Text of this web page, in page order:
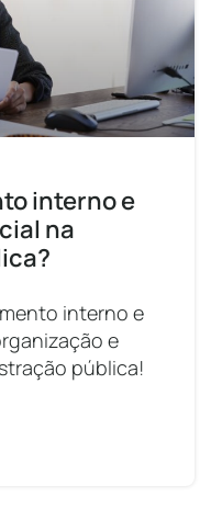
interno e
na
interno e
e
pública!